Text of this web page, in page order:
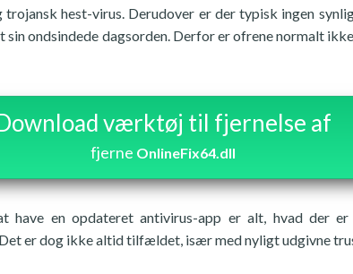
trojansk hest-virus. Derudover er der typisk ingen
ondsindede dagsorden. Derfor er ofrene normalt
værktøj til fjernelse af
fjerne OnlineFix64.dll
have en opdateret antivirus-app er alt, hvad der
er dog ikke altid tilfældet, især med nyligt udgivne